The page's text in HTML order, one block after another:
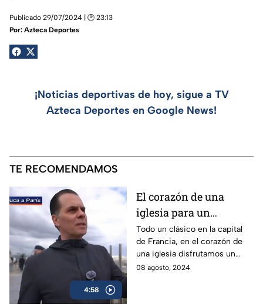
Publicado 29/07/2024 | 🕑 23:13
Por: Azteca Deportes
¡Noticias deportivas de hoy, sigue a TV
Azteca Deportes en Google News!
TE RECOMENDAMOS
4:58
El corazón de una
iglesia para un
concierto de otro nivel |
De Toluca a París con
Christian Martinoli
Todo un clásico en la capital
de Francia, en el corazón de
una iglesia disfrutamos un
concierto de otro nivel, en un
08 agosto, 2024